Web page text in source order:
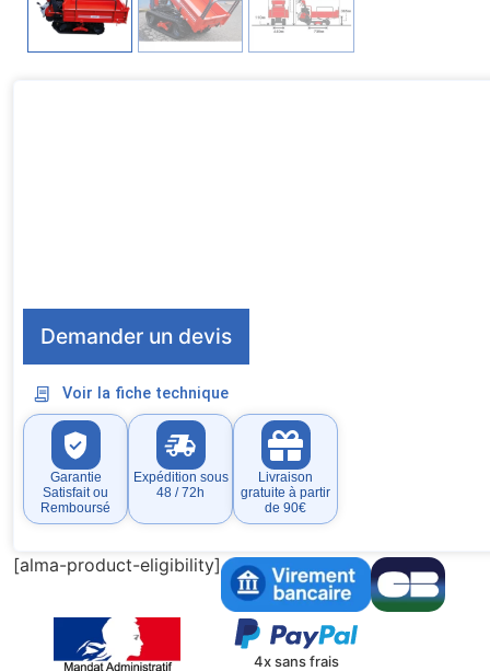
Demander un devis
Voir la fiche technique
Garantie
Satisfait ou
Remboursé
Expédition sous
48 / 72h
Livraison
gratuite à partir
de 90€
[alma-product-eligibility]
4x sans frais